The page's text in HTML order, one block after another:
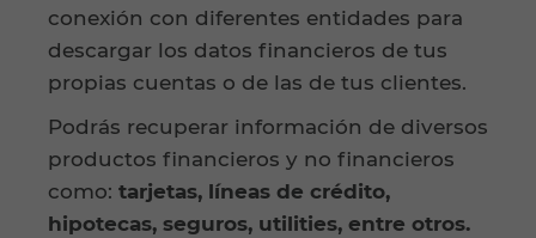
conexión con diferentes entidades para
descargar los datos financieros de tus
propias cuentas o de las de tus clientes.
Podrás recuperar información de diversos
productos financieros y no financieros
como: tarjetas, líneas de crédito,
hipotecas, seguros, utilities, entre otros.